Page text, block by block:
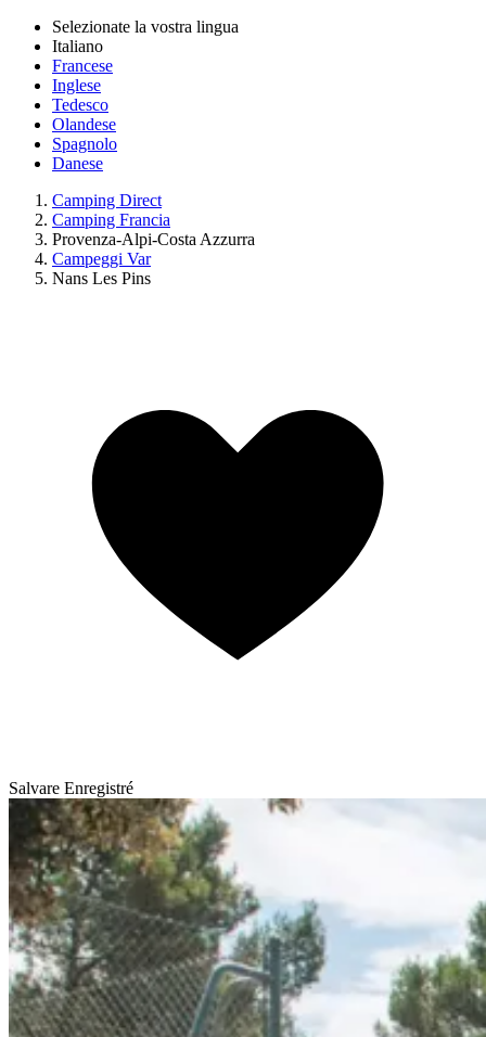
Selezionate la vostra lingua
Italiano
Francese
Inglese
Tedesco
Olandese
Spagnolo
Danese
Camping Direct
Camping Francia
Provenza-Alpi-Costa Azzurra
Campeggi Var
Nans Les Pins
Salvare Enregistré